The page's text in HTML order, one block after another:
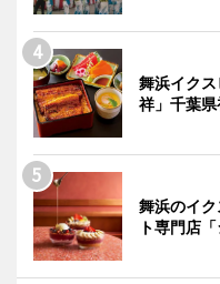
舞浜イク
祥」千葉
舞浜のイ
ト専門店